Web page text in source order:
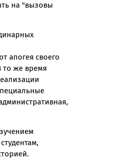
на "вызовы
апогея своего
то же время